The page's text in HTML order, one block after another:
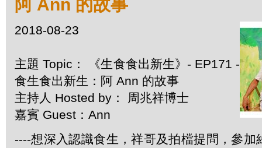
阿 Ann 的故事
2018-08-23
主題 Topic： 《生食食出新生》- EP171 -
食生食出新生：阿 Ann 的故事
主持人 Hosted by： 周兆祥博士
嘉賓 Guest：Ann
----想深入認識食生，祥哥及拍檔提問，參加